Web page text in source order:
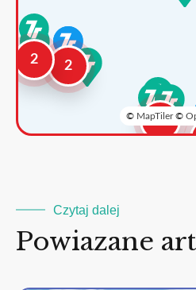
2
3
2
© MapTiler©
Czytaj dalej
Powiazane